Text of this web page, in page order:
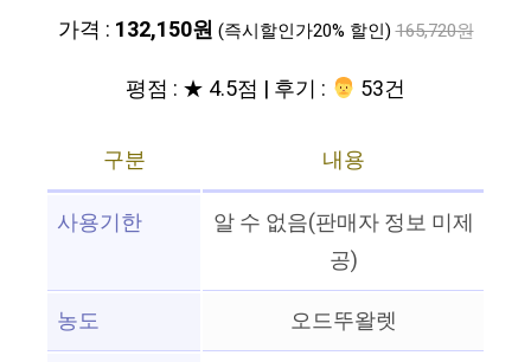
가격 : 132,150원 (즉시할인가20% 할인) 165,720원
평점 : ★ 4.5점 | 후기 : ‍‍ 53건
구분
내용
사용기한
알 수 없음(판매자 정보 미제
공)
농도
오드뚜왈렛